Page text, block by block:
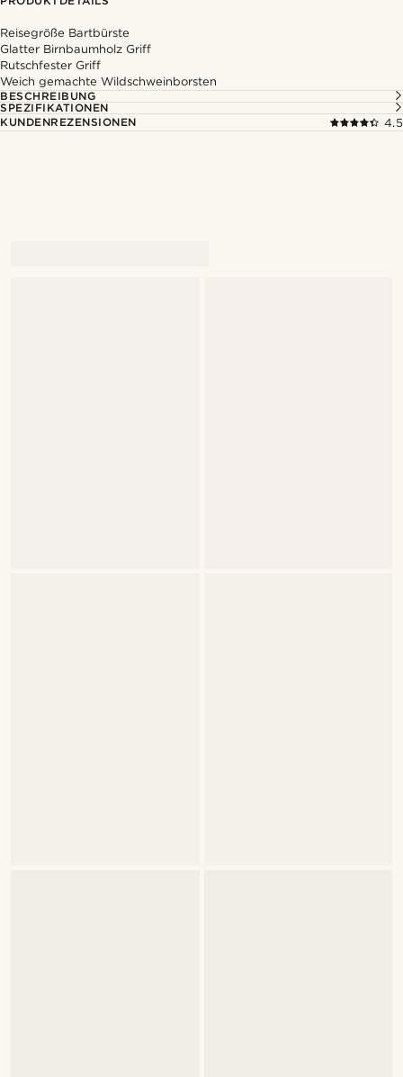
Reisegröße Bartbürste
Glatter Birnbaumholz Griff
Rutschfester Griff
Weich gemachte Wildschweinborsten
BESCHREIBUNG
SPEZIFIKATIONEN
KUNDENREZENSIONEN
4.5